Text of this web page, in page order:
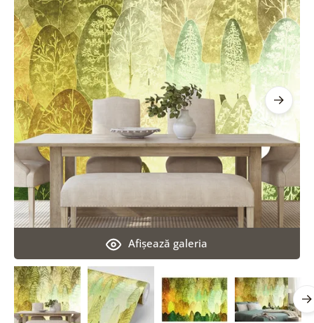
Afişează galeria